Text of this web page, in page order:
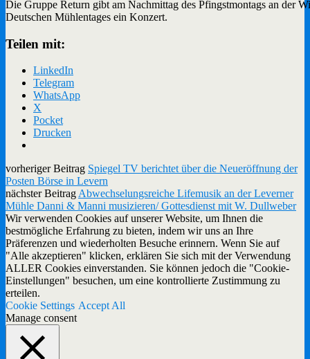
Die Gruppe Return gibt am Nachmittag des Pfingstmontags an der
Deutschen Mühlentages ein Konzert.
Teilen mit:
LinkedIn
Telegram
WhatsApp
X
Pocket
Drucken
vorheriger Beitrag Spiegel TV berichtet über die Neueröffnung der
Posten Börse in Levern
nächster Beitrag Abwechselungsreiche Lifemusik an der Leverner
Mühle Danni & Manni musizieren/ Gottesdienst mit W. Dullweber
Wir verwenden Cookies auf unserer Website, um Ihnen die
bestmögliche Erfahrung zu bieten, indem wir uns an Ihre
Präferenzen und wiederholten Besuche erinnern. Wenn Sie auf
"Alle akzeptieren" klicken, erklären Sie sich mit der Verwendung
ALLER Cookies einverstanden. Sie können jedoch die "Cookie-
Einstellungen" besuchen, um eine kontrollierte Zustimmung zu
erteilen.
Cookie Settings Accept All
Manage consent